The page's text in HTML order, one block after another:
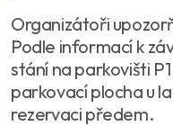
Organizátoři
Podle informací k
stání na parkovišti
parkovací plocha u
rezervaci předem.